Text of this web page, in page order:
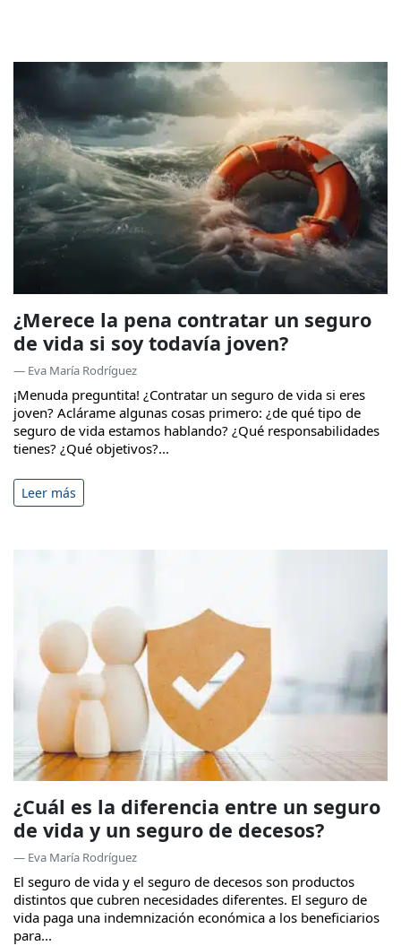
¿Merece la pena contratar un seguro
de vida si soy todavía joven?
— Eva María Rodríguez
¡Menuda preguntita! ¿Contratar un seguro de vida si eres
joven? Aclárame algunas cosas primero: ¿de qué tipo de
seguro de vida estamos hablando? ¿Qué responsabilidades
tienes? ¿Qué objetivos?...
Leer más
¿Cuál es la diferencia entre un seguro
de vida y un seguro de decesos?
— Eva María Rodríguez
El seguro de vida y el seguro de decesos son productos
distintos que cubren necesidades diferentes. El seguro de
vida paga una indemnización económica a los beneficiarios
para...